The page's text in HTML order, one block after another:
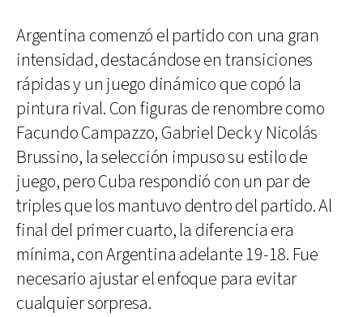
Argentina comenzó el partido con una gran
intensidad, destacándose en transiciones
rápidas y un juego dinámico que copó la
pintura rival. Con figuras de renombre como
Facundo Campazzo, Gabriel Deck y Nicolás
Brussino, la selección impuso su estilo de
juego, pero Cuba respondió con un par de
triples que los mantuvo dentro del partido. Al
final del primer cuarto, la diferencia era
mínima, con Argentina adelante 19-18. Fue
necesario ajustar el enfoque para evitar
cualquier sorpresa.